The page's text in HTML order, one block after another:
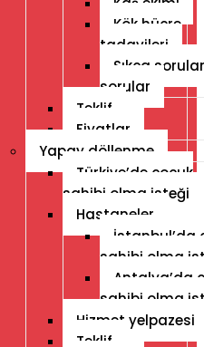
Kök hücre
tadavileri
Sıkça
sorular
Teklif
Fiyatlar
Yapay döllenme
Türkiye’de çocuk
sahibi olma isteği
Hastaneler
İstanbul’da
sahibi olma
Antalya’da
sahibi olma
Hizmet yelpazesi
Teklif